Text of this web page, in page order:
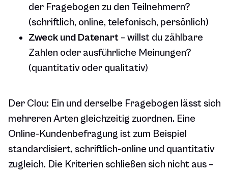
der Fragebogen zu den Teilnehmern?
(schriftlich, online, telefonisch, persönlich)
Zweck und Datenart – willst du zählbare
Zahlen oder ausführliche Meinungen?
(quantitativ oder qualitativ)
Der Clou: Ein und derselbe Fragebogen lässt sich
mehreren Arten gleichzeitig zuordnen. Eine
Online-Kundenbefragung ist zum Beispiel
standardisiert, schriftlich-online und quantitativ
zugleich. Die Kriterien schließen sich nicht aus –